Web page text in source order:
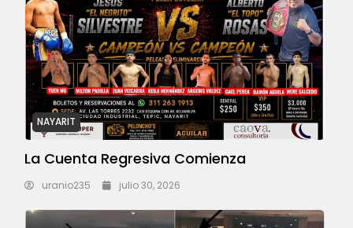
NAYARIT
La Cuenta Regresiva Comienza
uranio235 julio 30, 2026